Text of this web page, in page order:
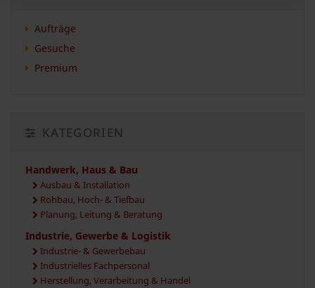
Aufträge
Gesuche
Premium
KATEGORIEN
Handwerk, Haus & Bau
Ausbau & Installation
Rohbau, Hoch- & Tiefbau
Planung, Leitung & Beratung
Industrie, Gewerbe & Logistik
Industrie- & Gewerbebau
Industrielles Fachpersonal
Herstellung, Verarbeitung & Handel